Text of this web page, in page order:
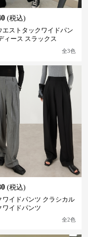
(税込)
エストタックワイドパン
ィース スラックス
全3色
(税込)
ワイドパンツ クラシカル
ワイドパンツ
全2色